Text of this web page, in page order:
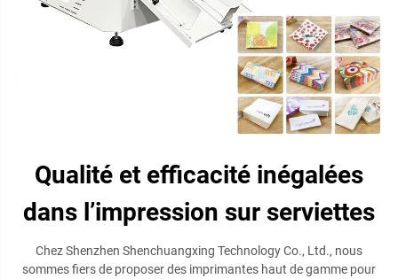
Qualité et efficacité inégalées
dans l’impression sur serviettes
Chez Shenzhen Shenchuangxing Technology Co., Ltd., nous
sommes fiers de proposer des imprimantes haut de gamme pour